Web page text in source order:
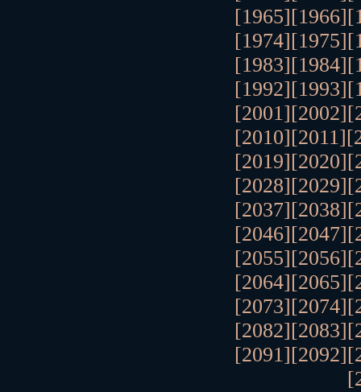
[1965][1966]
[1974][1975]
[1983][1984]
[1992][1993]
[2001][2002]
[2010][2011]
[2019][2020]
[2028][2029]
[2037][2038]
[2046][2047]
[2055][2056]
[2064][2065]
[2073][2074]
[2082][2083]
[2091][2092]